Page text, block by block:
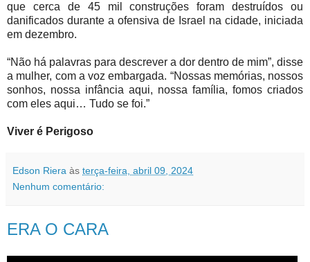
que cerca de 45 mil construções foram destruídos ou
danificados durante a ofensiva de Israel na cidade, iniciada
em dezembro.
“Não há palavras para descrever a dor dentro de mim”, disse
a mulher, com a voz embargada. “Nossas memórias, nossos
sonhos, nossa infância aqui, nossa família, fomos criados
com eles aqui… Tudo se foi.”
Viver é Perigoso
Edson Riera às terça-feira, abril 09, 2024
Nenhum comentário:
ERA O CARA